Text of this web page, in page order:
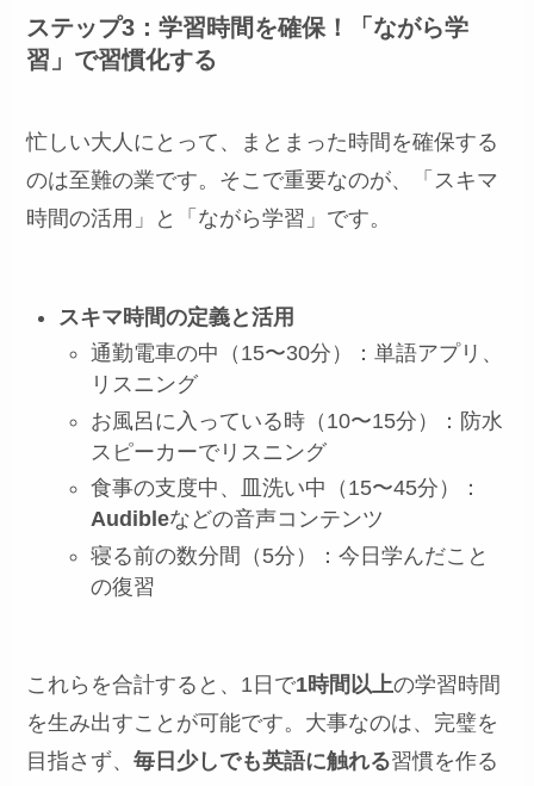
ステップ3：学習時間を確保！「ながら学
習」で習慣化する
忙しい大人にとって、まとまった時間を確保する
のは至難の業です。そこで重要なのが、「スキマ
時間の活用」と「ながら学習」です。
スキマ時間の定義と活用
通勤電車の中（15〜30分）：単語アプリ、
リスニング
お風呂に入っている時（10〜15分）：防水
スピーカーでリスニング
食事の支度中、皿洗い中（15〜45分）：
Audibleなどの音声コンテンツ
寝る前の数分間（5分）：今日学んだこと
の復習
これらを合計すると、1日で1時間以上の学習時間
を生み出すことが可能です。大事なのは、完璧を
目指さず、毎日少しでも英語に触れる習慣を作る